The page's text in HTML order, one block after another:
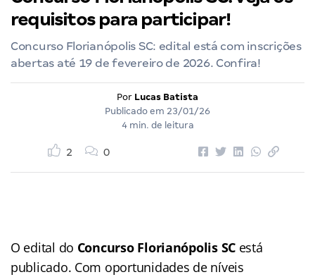
requisitos para participar!
Concurso Florianópolis SC: edital está com inscrições
abertas até 19 de fevereiro de 2026. Confira!
Por Lucas Batista
Publicado em 23/01/26
4 min. de leitura
2 0
O edital do Concurso Florianópolis SC está
publicado. Com oportunidades de níveis